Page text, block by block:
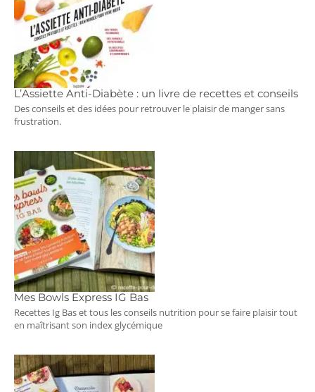
L’Assiette Anti-Diabète : un livre de recettes et conseils
Des conseils et des idées pour retrouver le plaisir de manger sans
frustration.
Mes Bowls Express IG Bas
Recettes Ig Bas et tous les conseils nutrition pour se faire plaisir tout
en maîtrisant son index glycémique